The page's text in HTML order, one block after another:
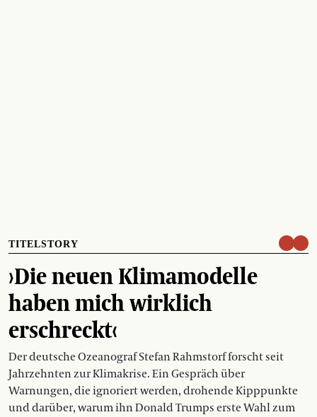
TITELSTORY
›Die neuen Klimamodelle
haben mich wirklich
erschreckt‹
Der deutsche Ozeanograf Stefan Rahmstorf forscht seit
Jahrzehnten zur Klimakrise. Ein Gespräch über
Warnungen, die ignoriert werden, drohende Kipppunkte
und darüber, warum ihn Donald Trumps erste Wahl zum